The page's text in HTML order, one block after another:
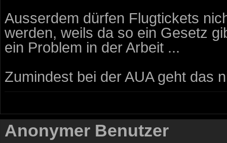
Ausserdem dürfen Flugtickets
werden, weils da so ein Gesetz
ein Problem in der Arbeit ...
Zumindest bei der AUA geht das
Anonymer Benutzer